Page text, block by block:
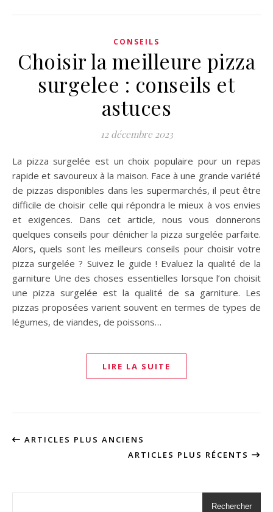
CONSEILS
Choisir la meilleure pizza
surgelee : conseils et
astuces
12 décembre 2023
La pizza surgelée est un choix populaire pour un repas
rapide et savoureux à la maison. Face à une grande variété
de pizzas disponibles dans les supermarchés, il peut être
difficile de choisir celle qui répondra le mieux à vos envies
et exigences. Dans cet article, nous vous donnerons
quelques conseils pour dénicher la pizza surgelée parfaite.
Alors, quels sont les meilleurs conseils pour choisir votre
pizza surgelée ? Suivez le guide ! Evaluez la qualité de la
garniture Une des choses essentielles lorsque l’on choisit
une pizza surgelée est la qualité de sa garniture. Les
pizzas proposées varient souvent en termes de types de
légumes, de viandes, de poissons…
LIRE LA SUITE
ARTICLES PLUS ANCIENS
ARTICLES PLUS RÉCENTS
Rechercher